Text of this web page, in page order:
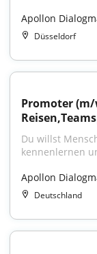
Apollon
Düsseldorf
Promoter
Du willst
kennenlernen
Apollon
Deutschland